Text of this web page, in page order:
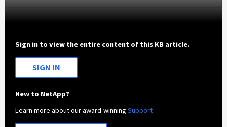
Sign in to view the entire content of this KB article.
SIGN IN
New to NetApp?
Learn more about our award-winningSupport